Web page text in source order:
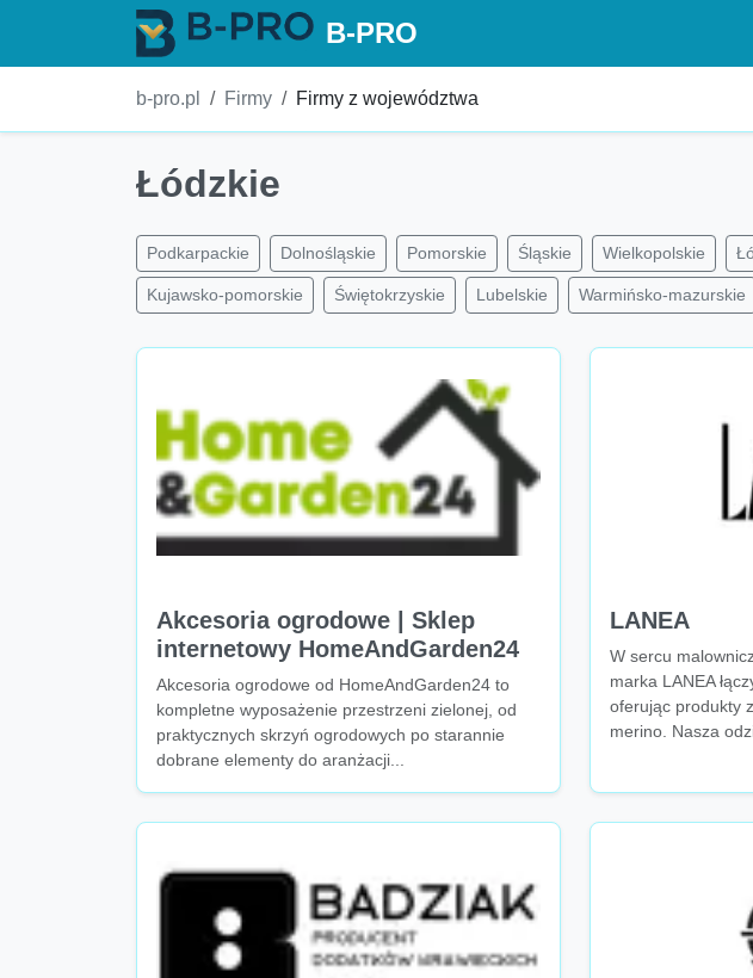
B-PRO
b-pro.pl Firmy Firmy z województwa
Łódzkie
Podkarpackie Dolnośląskie Pomorskie Śląskie Wielkopolskie
Kujawsko-pomorskie Świętokrzyskie Lubelskie Warmińsko-mazurskie
Akcesoria ogrodowe | Sklep
internetowy HomeAndGarden24
Akcesoria ogrodowe od HomeAndGarden24 to
kompletne wyposażenie przestrzeni zielonej, od
praktycznych skrzyń ogrodowych po starannie
dobrane elementy do aranżacji...
LANEA
W sercu
marka LANEA
oferując produkty
merino. Nasza